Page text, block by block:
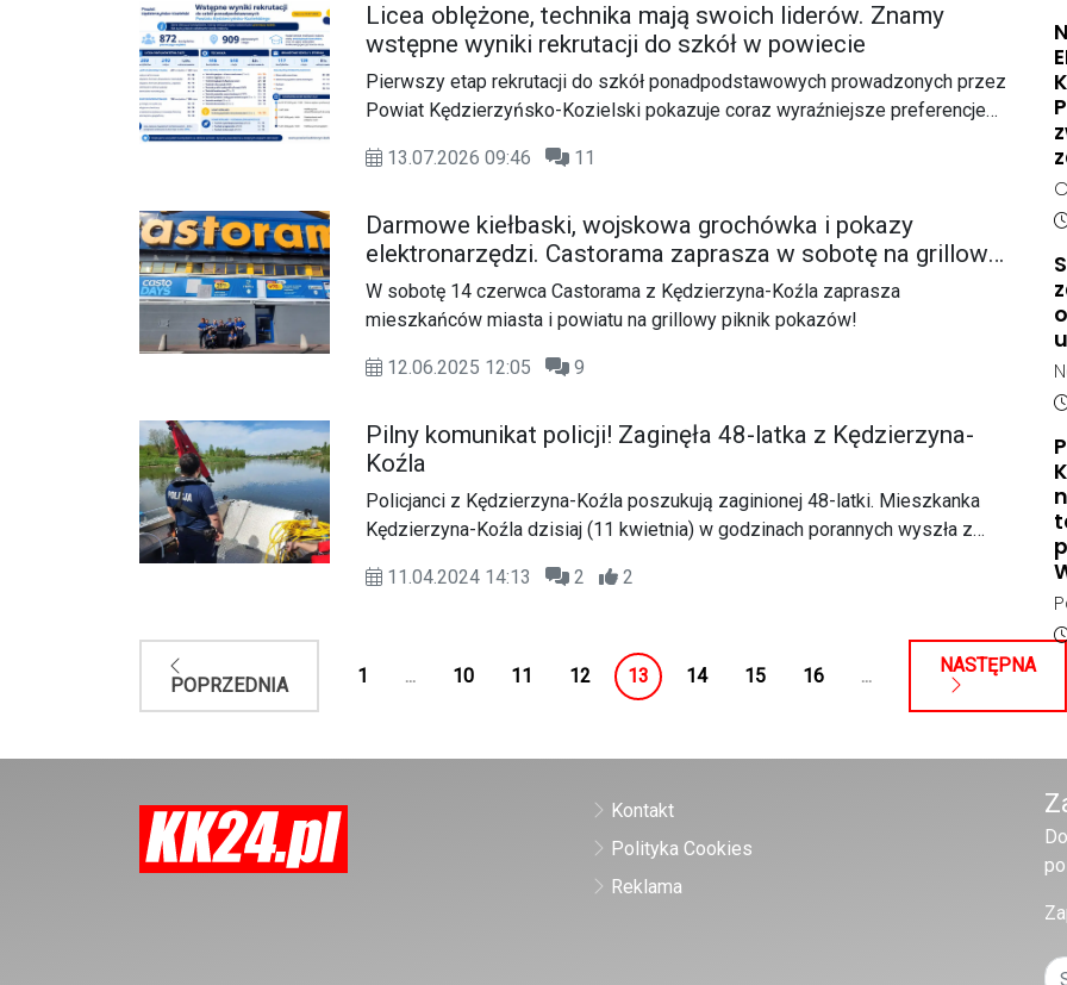
Licea oblężone, technika mają swoich liderów. Znamy
wstępne wyniki rekrutacji do szkół w powiecie
Pierwszy etap rekrutacji do szkół ponadpodstawowych prowadzonych przez
Powiat Kędzierzyńsko-Kozielski pokazuje coraz wyraźniejsze preferencje
którzy wskazali dany oddział jako pierwszy wybór, dlatego nie stanowią
komisje rekrutacyjne weryfikują dokumenty kandydatów, a 15 lipca o godz.
15.00 zostaną opublikowane ostateczne listy przyjętych po potwierdzeniu
przez uczniów woli podjęcia nauki.
13.07.2026 09:46 11
Darmowe kiełbaski, wojskowa grochówka i pokazy
elektronarzędzi. Castorama zaprasza w sobotę na grillowy
piknik
W sobotę 14 czerwca Castorama z Kędzierzyna-Koźla zaprasza
mieszkańców miasta i powiatu na grillowy piknik pokazów!
12.06.2025 12:05 9
Pilny komunikat policji! Zaginęła 48-latka z Kędzierzyna-
Koźla
Policjanci z Kędzierzyna-Koźla poszukują zaginionej 48-latki. Mieszkanka
Kędzierzyna-Koźla dzisiaj (11 kwietnia) w godzinach porannych wyszła z
domu, jak również nie nawiązała kontaktu z rodziną.
11.04.2024 14:13 2 2
POPRZEDNIA 1 ... 10 11 12 13 14 15 16 ... NASTĘPNA
Kontakt
Polityka Cookies
Reklama